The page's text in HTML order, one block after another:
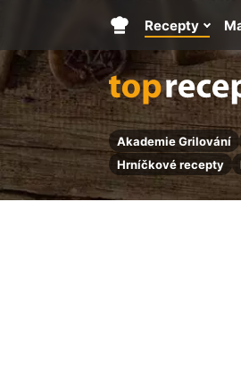
Akademie Grilování
Hrníčkové recepty
Hlavní
stránka
Recepty